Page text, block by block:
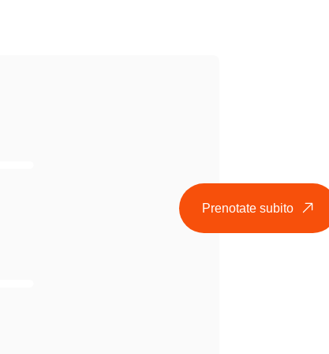
Prenotate subito